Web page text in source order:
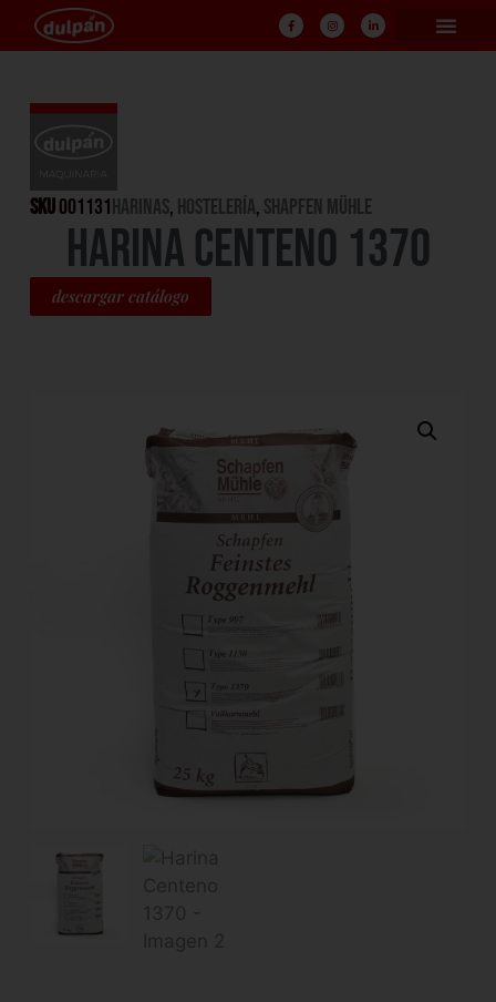
SKU001131Harinas, HOSTELERÍA, Shapfen Mühle
HARINA CENTENO 1370
descargar catálogo